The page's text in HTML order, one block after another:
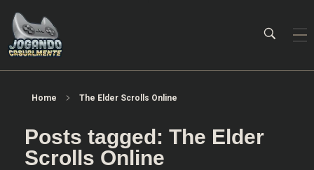
Home The Elder Scrolls Online
Posts tagged: The Elder
Scrolls Online